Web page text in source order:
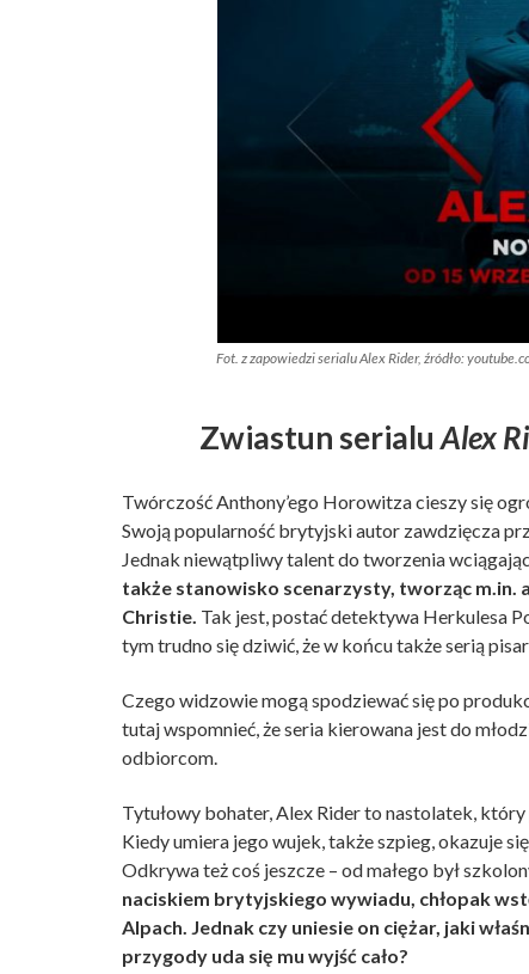
Fot. z zapowiedzi serialu Alex Rider, źródło:
Zwiastun serialuAlex
Twórczość Anthony’ego Horowitza cieszy się
Swoją popularność brytyjski autor zawdzięcza
Jednak niewątpliwy talent do tworzenia
także stanowisko scenarzysty, tworząc m.in.
Christie. Tak jest, postać detektywa Herkulesa
tym trudno się dziwić, że w końcu także serią
Czego widzowie mogą spodziewać się po
tutaj wspomnieć, że seria kierowana jest do
odbiorcom.
Tytułowy bohater, Alex Rider to nastolatek,
Kiedy umiera jego wujek, także szpieg, okazuje
Odkrywa też coś jeszcze – od małego był
naciskiem brytyjskiego wywiadu, chłopak
Alpach. Jednak czy uniesie on ciężar, jaki
przygody uda się mu wyjść cało?